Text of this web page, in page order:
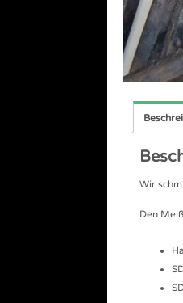
Wir
Den